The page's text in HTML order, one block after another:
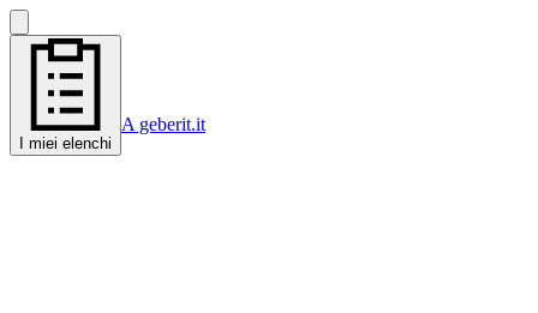
I miei elenchi
A geberit.it